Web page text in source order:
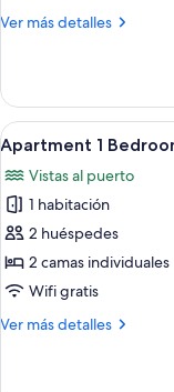
Marina
Adults
+
children)
Ver más detalles
Más
1
Bedroom
Marina
View
(2
Adults
2
children)
Abrir
todas
las
fotos
de
Apartment
1
Marina
9
Apartment 1
Vistas al puerto
1 habitación
2 huéspedes
2 camas individuales
Wifi gratis
Ver más detalles
Más